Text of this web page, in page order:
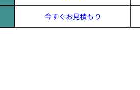
今すぐお見積もり